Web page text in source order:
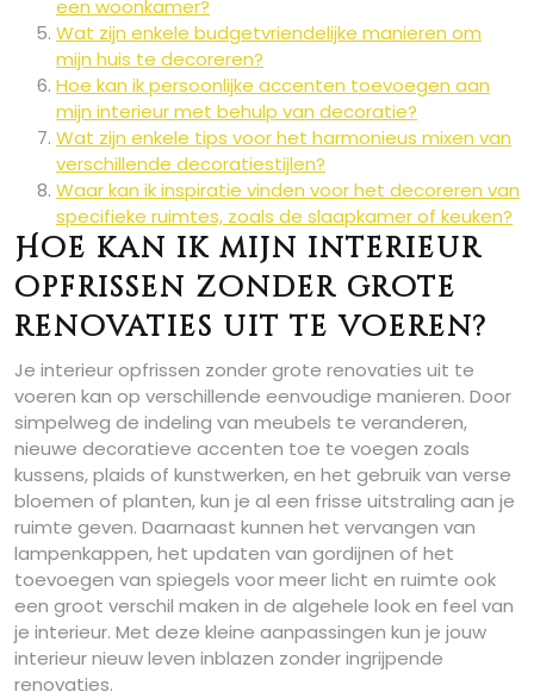
een woonkamer?
Wat zijn enkele budgetvriendelijke manieren om
mijn huis te decoreren?
Hoe kan ik persoonlijke accenten toevoegen aan
mijn interieur met behulp van decoratie?
Wat zijn enkele tips voor het harmonieus mixen van
verschillende decoratiestijlen?
Waar kan ik inspiratie vinden voor het decoreren van
specifieke ruimtes, zoals de slaapkamer of keuken?
Hoe kan ik mijn interieur
opfrissen zonder grote
renovaties uit te voeren?
Je interieur opfrissen zonder grote renovaties uit te
voeren kan op verschillende eenvoudige manieren. Door
simpelweg de indeling van meubels te veranderen,
nieuwe decoratieve accenten toe te voegen zoals
kussens, plaids of kunstwerken, en het gebruik van verse
bloemen of planten, kun je al een frisse uitstraling aan je
ruimte geven. Daarnaast kunnen het vervangen van
lampenkappen, het updaten van gordijnen of het
toevoegen van spiegels voor meer licht en ruimte ook
een groot verschil maken in de algehele look en feel van
je interieur. Met deze kleine aanpassingen kun je jouw
interieur nieuw leven inblazen zonder ingrijpende
renovaties.